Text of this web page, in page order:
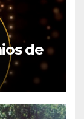
de
de
La 2